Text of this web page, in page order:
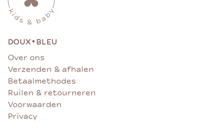
DOUX• BLEU
Over ons
Verzenden & afhalen
Betaalmethodes
Ruilen & retourneren
Voorwaarden
Privacy